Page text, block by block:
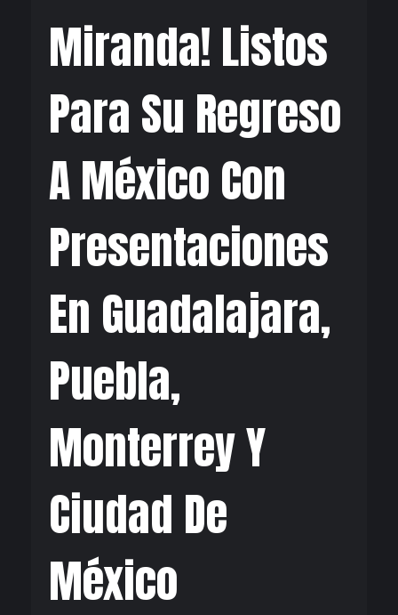
Miranda! Listos
Para Su Regreso
A México Con
Presentaciones
En Guadalajara,
Puebla,
Monterrey Y
Ciudad De
México